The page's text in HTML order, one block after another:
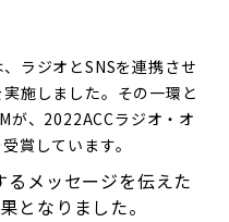
ラジオとSNSを連携させ
施しました。その一環と
が、2022ACCラジオ・オ
賞しています。
るメッセージを伝えた
となりました。